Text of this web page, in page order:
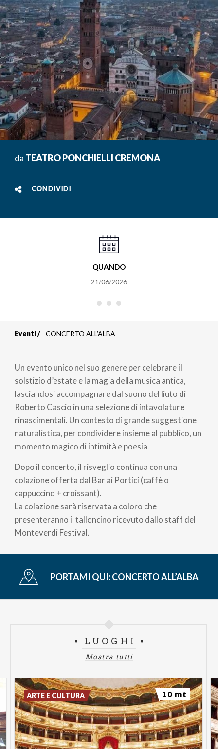
da TEATRO PONCHIELLI CREMONA
CONDIVIDI
QUANDO
21/06/2026
di
pane
Eventi CONCERTO ALL’ALBA
Un evento unico nel suo genere per celebrare il
solstizio d’estate e la magia della musica antica,
lasciandosi accompagnare dal suono del liuto di
Roberto Cascio in una selezione di intavolature
rinascimentali. Un contesto di grande suggestione
naturalistica, per condividere insieme al pubblico, un
momento magico di intimità e poesia.
Dopo il concerto, il risveglio continua con una
colazione offerta dal Bar ai Portici (caffè o
cappuccino + croissant).
La colazione sarà riservata a coloro che
presenteranno il talloncino ricevuto dallo staff del
Monteverdi Festival.
PORTAMI QUI:CONCERTO ALL’ALBA
LUOGHI
Mostra tutti
ARTE E CULTURA 10 mt